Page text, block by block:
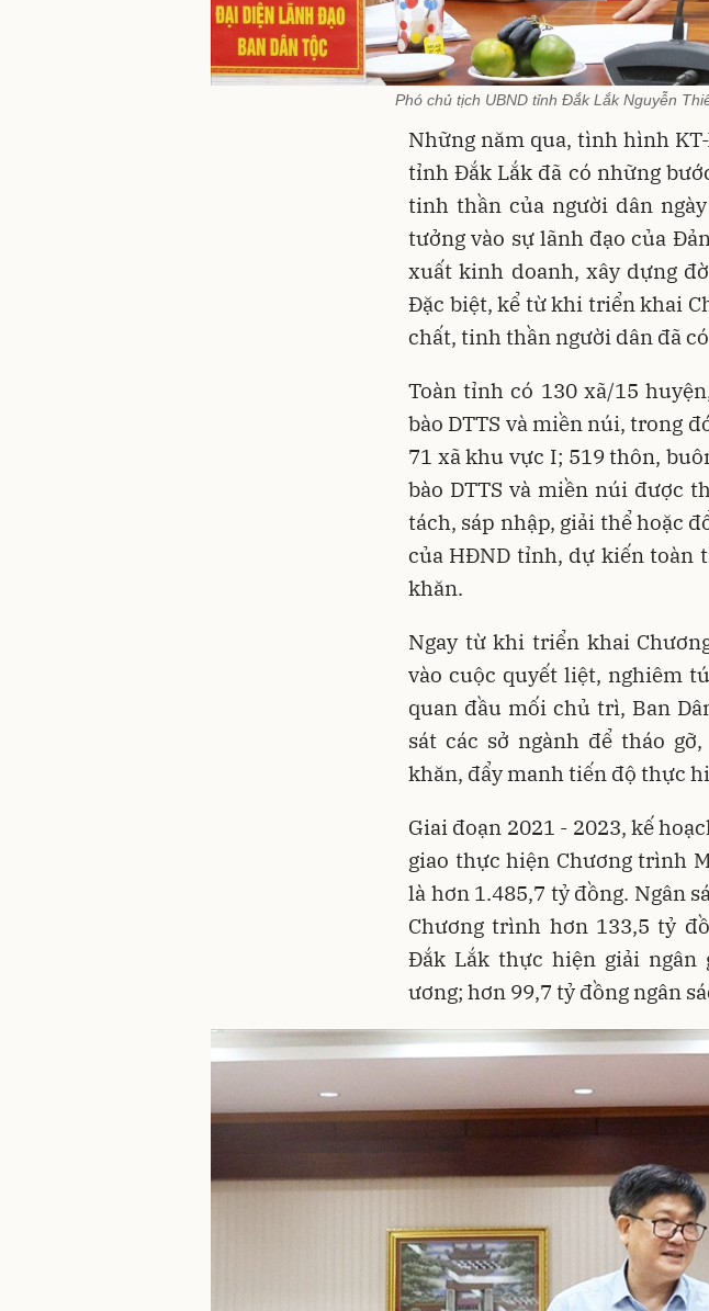
Phó chủ tịch UBND tỉnh Đắk Lắk Nguyễn
Những năm qua, tình hình
tỉnh Đắk Lắk đã có những
tinh thần của người dân
tưởng vào sự lãnh đạo của
xuất kinh doanh, xây dựng
Đặc biệt, kể từ khi triển khai
chất, tinh thần người dân đã
Toàn tỉnh có 130 xã/15
bào DTTS và miền núi, trong
71 xã khu vực I; 519 thôn,
bào DTTS và miền núi được
tách, sáp nhập, giải thể hoặc
của HĐND tỉnh, dự kiến toàn
khăn.
Ngay từ khi triển khai
vào cuộc quyết liệt, nghiêm
quan đầu mối chủ trì, Ban
sát các sở ngành để tháo
khăn, đẩy manh tiến độ thực
Giai đoạn 2021 - 2023, kế
giao thực hiện Chương trình
là hơn 1.485,7 tỷ đồng. Ngân
Chương trình hơn 133,5 tỷ
Đắk Lắk thực hiện giải ngân
ương; hơn 99,7 tỷ đồng ngân